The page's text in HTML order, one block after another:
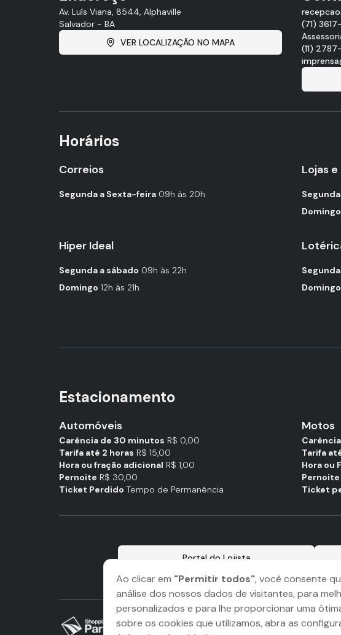
Ao clicar em "Permitir todos", você consente
análise dos nossos dados de visitantes, para
personalizados e para lhe proporcionar uma
sobre os cookies que utilizamos, abra as
Av. Luís Viana, 8544, Alphaville
Salvador - BA
VER LOCALIZAÇÃO NO MAPA
(71)
(11)
Horários
Correios
Segunda a Sexta-feira 09h às 20h
Lojas
Domingo
Hiper Ideal
Segunda a sábado 09h às 22h
Domingo 12h às 21h
Estacionamento
Automóveis
Carência de 30 minutos R$ 0,00
Tarifa até 2 horas R$ 15,00
Hora ou fração adicional R$ 1,00
Pernoite R$ 30,00
Ticket Perdido Tempo de Permanência
Motos
Tarifa
Hora ou
Pernoite
Ticket
Portal do Lojista